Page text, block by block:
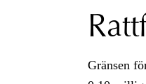
Gränsen